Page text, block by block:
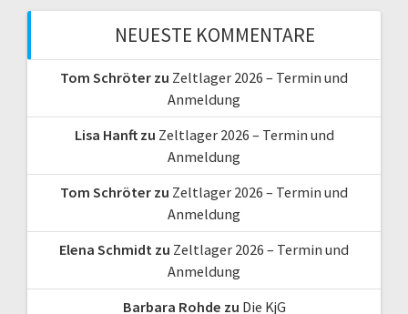
NEUESTE KOMMENTARE
Tom Schröter zu Zeltlager 2026 – Termin und
Anmeldung
Lisa Hanftzu Zeltlager 2026 – Termin und
Anmeldung
Tom Schröter zu Zeltlager 2026 – Termin und
Anmeldung
Elena Schmidt zu Zeltlager 2026 – Termin und
Anmeldung
Barbara Rohde zu Die KjG